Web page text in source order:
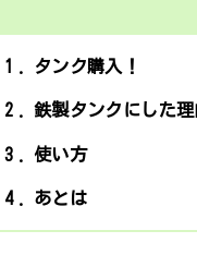
1 タンク購入！
2 鉄製タンクにした理
3 使い方
4 あとは